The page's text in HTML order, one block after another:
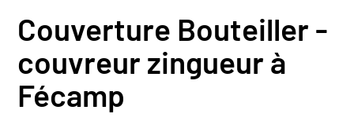
Couverture Bouteiller -
couvreur zingueur à
Fécamp